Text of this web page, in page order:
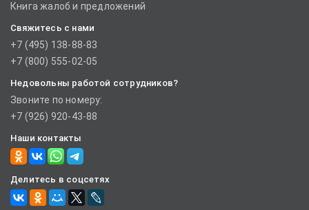
Книга жалоб и предложений
Свяжитесь с нами
+7 (495) 138-88-83
+7 (800) 555-02-05
Недовольны работой сотрудников?
Звоните по номеру:
+7 (926) 920-43-88
Наши контакты
Делитесь в соцсетях